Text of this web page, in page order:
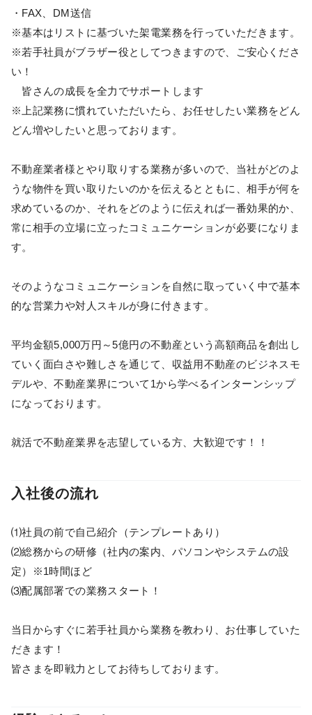
・FAX、DM送信
※基本はリストに基づいた架電業務を行っていただきます。
※若手社員がブラザー役としてつきますので、ご安心くださ
い！
皆さんの成長を全力でサポートします
※上記業務に慣れていただいたら、お任せしたい業務をどん
どん増やしたいと思っております。
不動産業者様とやり取りする業務が多いので、当社がどのよ
うな物件を買い取りたいのかを伝えるとともに、相手が何を
求めているのか、それをどのように伝えれば一番効果的か、
常に相手の立場に立ったコミュニケーションが必要になりま
す。
そのようなコミュニケーションを自然に取っていく中で基本
的な営業力や対人スキルが身に付きます。
平均金額5,000万円～5億円の不動産という高額商品を創出し
ていく面白さや難しさを通じて、収益用不動産のビジネスモ
デルや、不動産業界について1から学べるインターンシップ
になっております。
就活で不動産業界を志望している方、大歓迎です！！
入社後の流れ
⑴社員の前で自己紹介（テンプレートあり）
⑵総務からの研修（社内の案内、パソコンやシステムの設
定）※1時間ほど
⑶配属部署での業務スタート！
当日からすぐに若手社員から業務を教わり、お仕事していた
だきます！
皆さまを即戦力としてお待ちしております。